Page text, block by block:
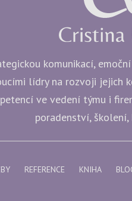
komunikací,
lídry na rozvoji jejich
ve vedení týmu i
poradenství,
REFERENCE KNIHA